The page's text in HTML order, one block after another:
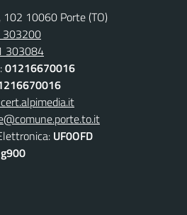
102 10060 Porte (TO)
303084
01216670016
UF0OFD